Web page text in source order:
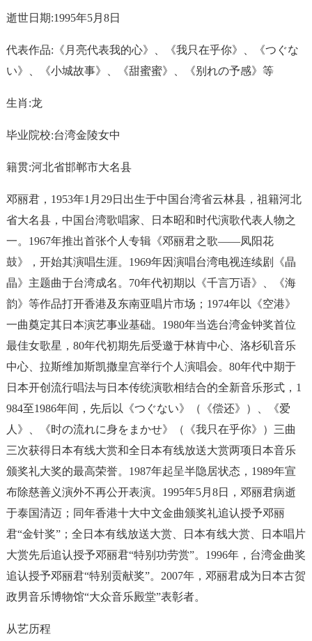
逝世日期:1995年5月8日
代表作品:《月亮代表我的心》、《我只在乎你》、《つぐな
い》、《小城故事》、《甜蜜蜜》、《别れの予感》等
生肖:龙
毕业院校:台湾金陵女中
籍贯:河北省邯郸市大名县
邓丽君，1953年1月29日出生于中国台湾省云林县，祖籍河北
省大名县，中国台湾歌唱家、日本昭和时代演歌代表人物之
一。1967年推出首张个人专辑《邓丽君之歌——凤阳花
鼓》，开始其演唱生涯。1969年因演唱台湾电视连续剧《晶
晶》主题曲于台湾成名。70年代初期以《千言万语》、《海
韵》等作品打开香港及东南亚唱片市场；1974年以《空港》
一曲奠定其日本演艺事业基础。1980年当选台湾金钟奖首位
最佳女歌星，80年代初期先后受邀于林肯中心、洛杉矶音乐
中心、拉斯维加斯凯撒皇宫举行个人演唱会。80年代中期于
日本开创流行唱法与日本传统演歌相结合的全新音乐形式，1
984至1986年间，先后以《つぐない》（《偿还》）、《爱
人》、《时の流れに身をまかせ》（《我只在乎你》）三曲
三次获得日本有线大赏和全日本有线放送大赏两项日本音乐
颁奖礼大奖的最高荣誉。1987年起呈半隐居状态，1989年宣
布除慈善义演外不再公开表演。1995年5月8日，邓丽君病逝
于泰国清迈；同年香港十大中文金曲颁奖礼追认授予邓丽
君“金针奖”；全日本有线放送大赏、日本有线大赏、日本唱片
大赏先后追认授予邓丽君“特别功劳赏”。1996年，台湾金曲奖
追认授予邓丽君“特别贡献奖”。2007年，邓丽君成为日本古贺
政男音乐博物馆“大众音乐殿堂”表彰者。
从艺历程